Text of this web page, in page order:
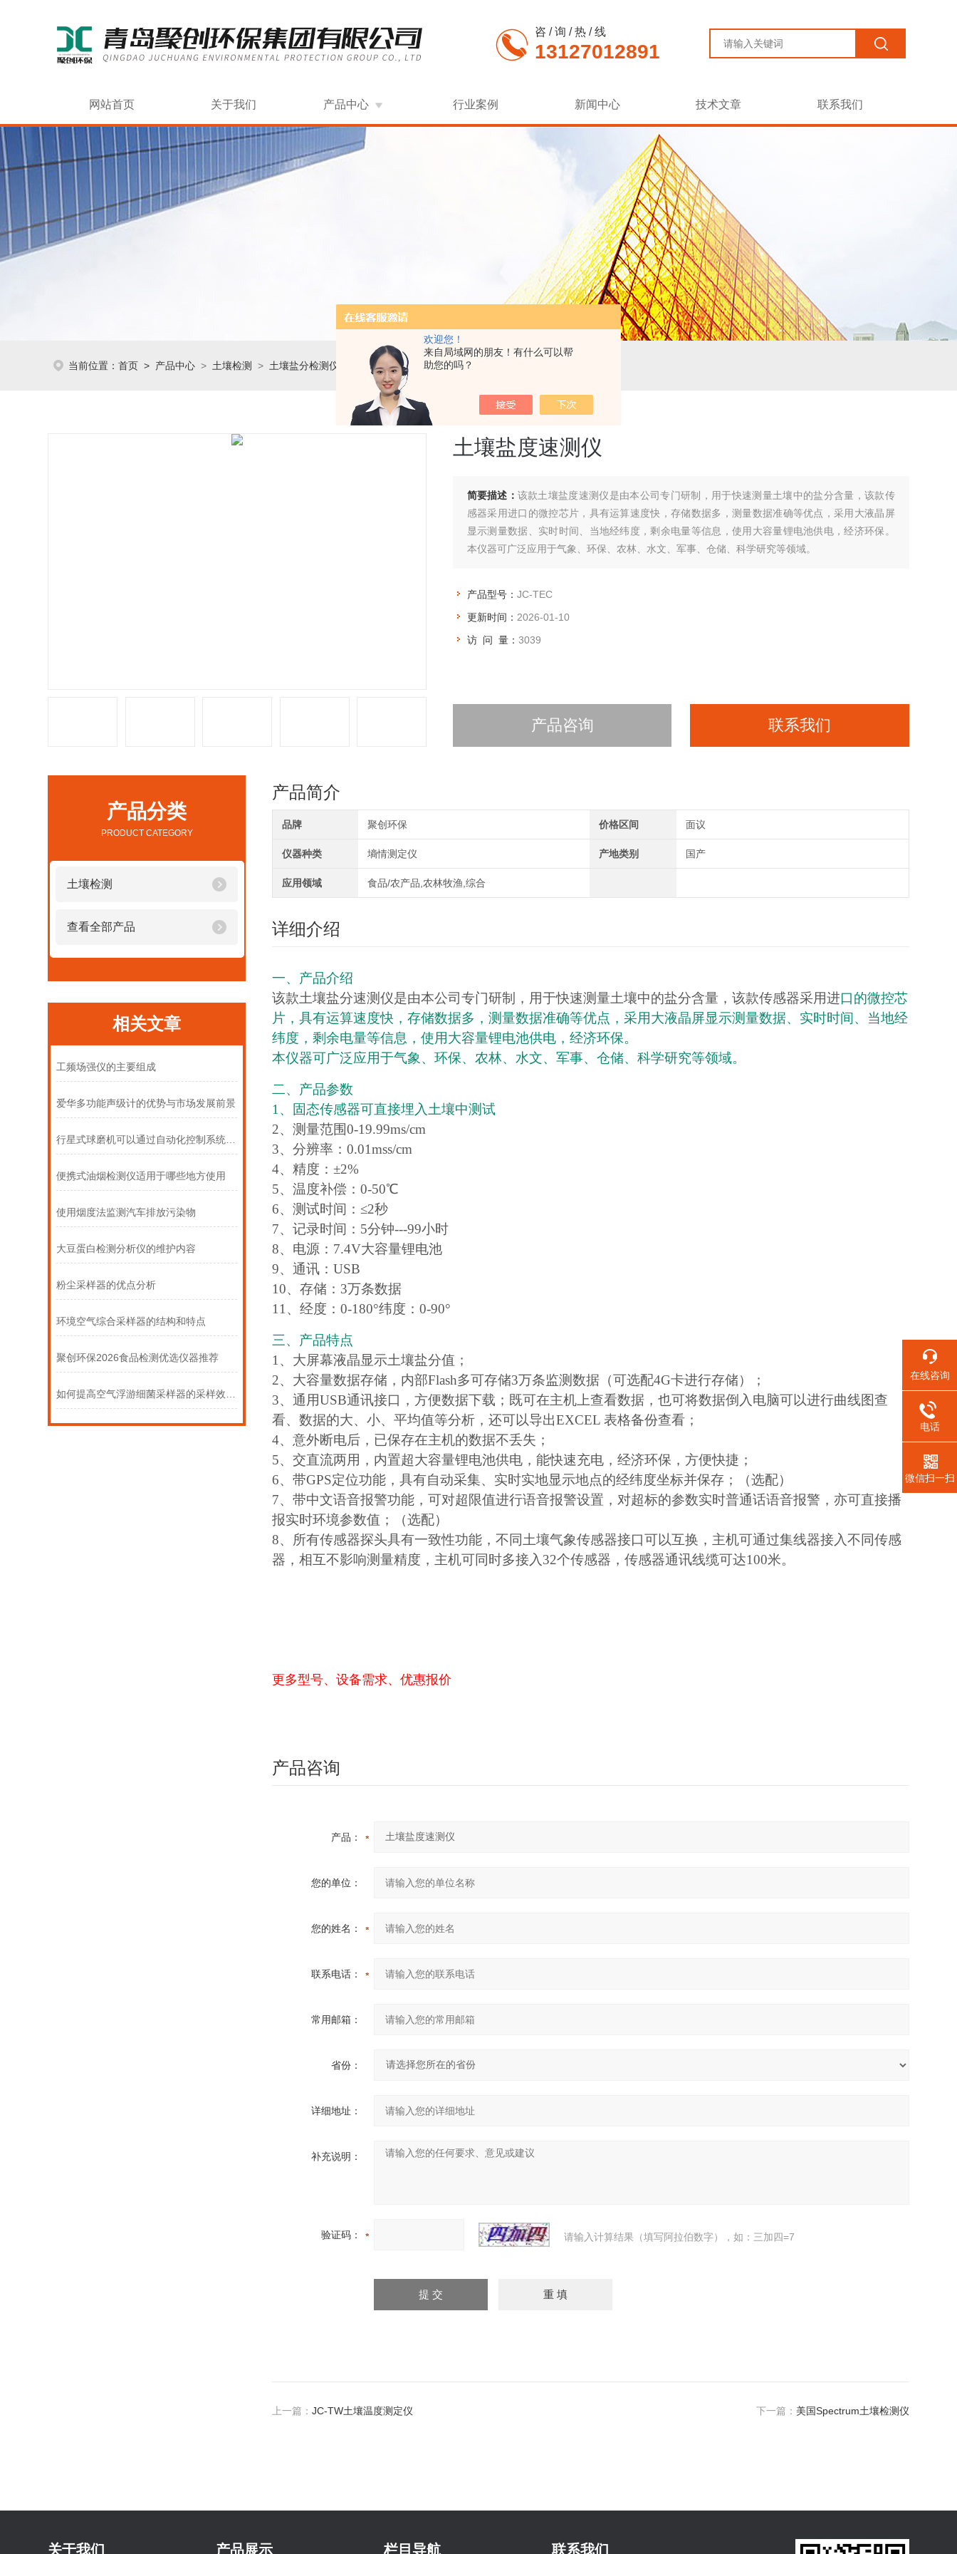
欢迎您！
来自局域网的朋友！有什么可以帮
助您的吗？
咨 / 询 / 热 / 线
13127012891
网站首页 关于我们 产品中心 行业案例 新闻中心 技术文章 联系我们
当前位置： 首页 > 产品中心 > 土壤检测 > 土壤盐分检测仪 > JC-TEC土壤盐度速测仪
土壤盐度速测仪
简要描述： 该款土壤盐度速测仪是由本公司专门研制，用于快速测量土壤中的盐分含量，该款传
感器采用进口的微控芯片，具有运算速度快，存储数据多，测量数据准确等优点，采用大液晶屏
显示测量数据、实时时间、当地经纬度，剩余电量等信息，使用大容量锂电池供电，经济环保。
本仪器可广泛应用于气象、环保、农林、水文、军事、仓储、科学研究等领域。
产品型号： JC-TEC
更新时间： 2026-01-10
访 问 量： 3039
产品咨询 联系我们
产品分类
PRODUCT CATEGORY
土壤检测
查看全部产品
相关文章
工频场强仪的主要组成
爱华多功能声级计的优势与市场发展前景
便携式油烟检测仪适用于哪些地方使用
使用烟度法监测汽车排放污染物
大豆蛋白检测分析仪的维护内容
粉尘采样器的优点分析
环境空气综合采样器的结构和特点
聚创环保2026食品检测优选仪器推荐
产品简介
品牌 聚创环保 价格区间 面议
仪器种类 墒情测定仪 产地类别 国产
应用领域 食品/农产品,农林牧渔,综合
详细介绍
一、产品介绍
该款土壤盐分速测仪是由本公司专门研制，用于快速测量土壤中的盐分含量，该款传感器采用进口的微控芯
片，具有运算速度快，存储数据多，测量数据准确等优点，采用大液晶屏显示测量数据、实时时间、当地经
纬度，剩余电量等信息，使用大容量锂电池供电，经济环保。
本仪器可广泛应用于气象、环保、农林、水文、军事、仓储、科学研究等领域。
二、产品参数
1、固态传感器可直接埋入土壤中测试
2、测量范围0-19.99ms/cm
3、分辨率：0.01mss/cm
4、精度：±2%
5、温度补偿：0-50℃
6、测试时间：≤2秒
7、记录时间：5分钟---99小时
8、电源：7.4V大容量锂电池
9、通讯：USB
10、存储：3万条数据
11、经度：0-180°纬度：0-90°
三、产品特点
1、大屏幕液晶显示土壤盐分值；
2、大容量数据存储，内部Flash多可存储3万条监测数据（可选配4G卡进行存储）；
3、通用USB通讯接口，方便数据下载；既可在主机上查看数据，也可将数据倒入电脑可以进行曲线图查
看、数据的大、小、平均值等分析，还可以导出EXCEL 表格备份查看；
4、意外断电后，已保存在主机的数据不丢失；
5、交直流两用，内置超大容量锂电池供电，能快速充电，经济环保，方便快捷；
6、带GPS定位功能，具有自动采集、实时实地显示地点的经纬度坐标并保存；（选配）
7、带中文语音报警功能，可对超限值进行语音报警设置，对超标的参数实时普通话语音报警，亦可直接播
报实时环境参数值；（选配）
8、所有传感器探头具有一致性功能，不同土壤气象传感器接口可以互换，主机可通过集线器接入不同传感
器，相互不影响测量精度，主机可同时多接入32个传感器，传感器通讯线缆可达100米。
更多型号、设备需求、优惠报价
产品咨询
产品：
您的单位：
您的姓名：
联系电话：
常用邮箱：
省份：
详细地址：
补充说明：
验证码： 请输入计算结果（填写阿拉伯数字），如：三加四=7
上一篇： JC-TW土壤温度测定仪 下一篇： 美国Spectrum土壤检测仪
关于我们 产品展示 栏目导航 联系我们
在线咨询
电话
微信扫一扫